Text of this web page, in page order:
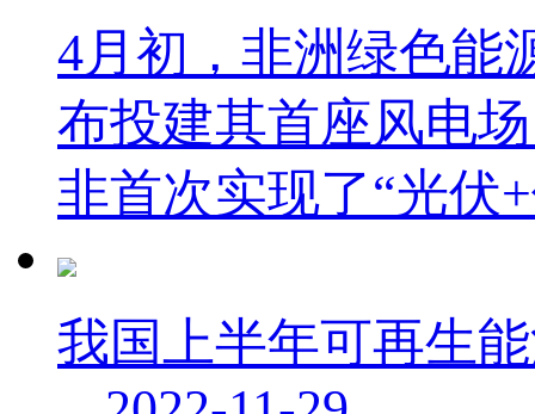
4月初，非洲绿色能
布投建其首座风电
非首次实现了“光伏
我国上半年可再生